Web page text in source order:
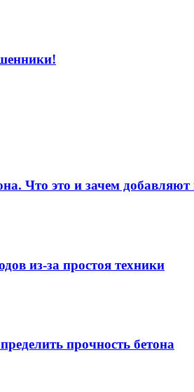
Что это и зачем добавляют
из-за простоя техники
прочность бетона